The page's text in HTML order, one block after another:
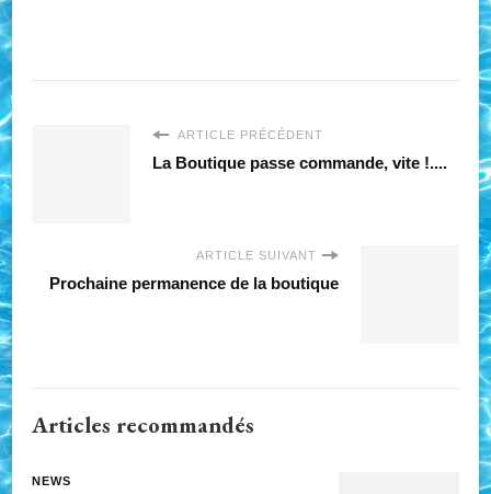
ARTICLE PRÉCÉDENT
La Boutique passe commande, vite !....
ARTICLE SUIVANT
Prochaine permanence de la boutique
Articles recommandés
NEWS